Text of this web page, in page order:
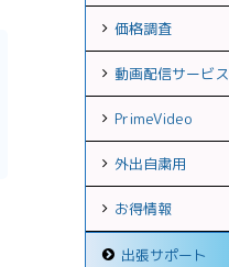
価格調査
動画配信サービス
PrimeVideo
外出自粛用
お得情報
出張サポート